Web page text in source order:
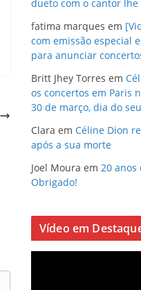
dueto com o cantor
fatima marques em
com emissão especial
para anunciar
Britt Jhey Torres em
os concertos em Paris
30 de março, dia do
Clara em Céline Dion
após a sua morte
Joel Moura em 20 anos
Obrigado!
Vídeo em